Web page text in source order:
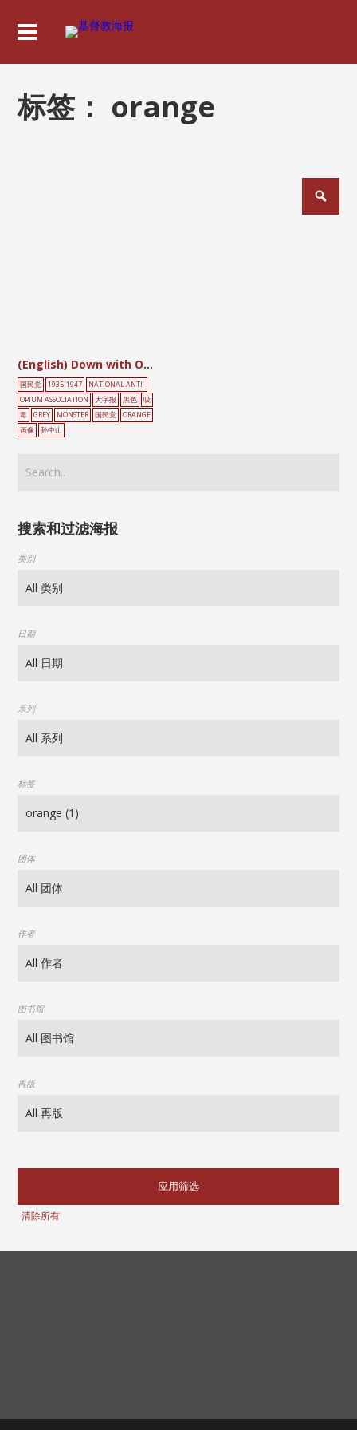
标签： orange
(English) Down with Opium and Narcotics
国民党 1935-1947
NATIONAL ANTI-
OPIUM ASSOCIATION
大字报 黑色
吸
毒
GREY MONSTER 国民党
ORANGE
画像
孙中山
搜索和过滤海报
类别
日期
系列
标签
团体
作者
图书馆
再版
应用筛选
清除所有